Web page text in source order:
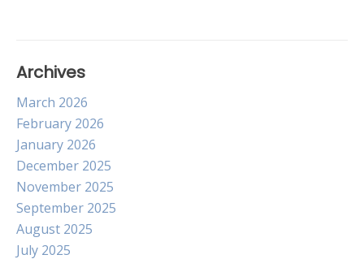
Archives
March 2026
February 2026
January 2026
December 2025
November 2025
September 2025
August 2025
July 2025